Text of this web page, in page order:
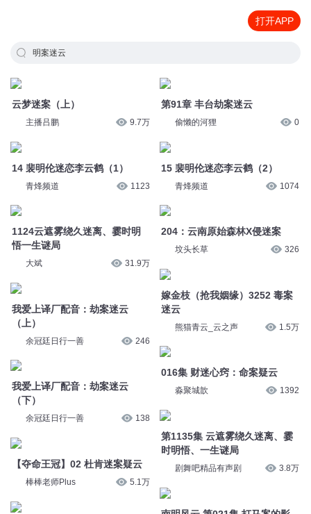
打开APP
明案迷云
云梦迷案（上）
主播吕鹏 9.7万
14 裴明伦迷恋李云鹤（1）
青烽频道 1123
1124云遮雾绕久迷离、霎时明
悟一生谜局
大斌 31.9万
我爱上译厂配音：劫案迷云
（上）
余冠廷日行一善 246
我爱上译厂配音：劫案迷云
（下）
余冠廷日行一善 138
【夺命王冠】02 杜肯迷案疑云
棒棒老师Plus 5.1万
第91章 丰台劫案迷云
偷懒的河狸 0
15 裴明伦迷恋李云鹤（2）
青烽频道 1074
204：云南原始森林X侵迷案
坟头长草 326
嫁金枝（抢我姻缘）3252 毒案
迷云
熊猫青云_云之声 1.5万
016集 财迷心窍：命案疑云
淼聚城歆 1392
第1135集 云遮雾绕久迷离、霎
时明悟、一生谜局
剧舞吧精品有声剧 3.8万